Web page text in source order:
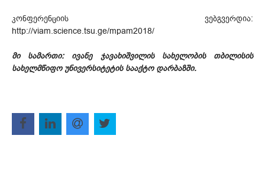
კონფერენციის ვებგვერდია:
http://viam.science.tsu.ge/mpam2018/
მი
სამართი: ივანე ჯავახიშვილის სახელობის თბილისის
სახელმწიფო უნივერსიტეტის სააქტო დარბაზში.